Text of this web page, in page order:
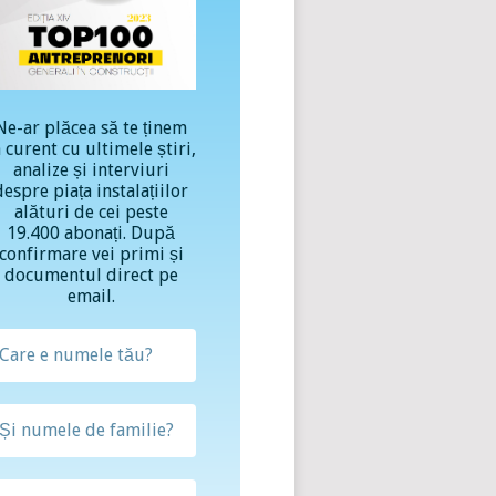
ar plăcea să te ținem
curent cu ultimele știri,
analize și interviuri
piața instalațiilor
alături de cei peste
19.400 abonați. După
vei primi și
documentul direct pe
email.